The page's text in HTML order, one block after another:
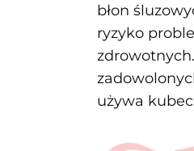
błon
ryzyko
używa